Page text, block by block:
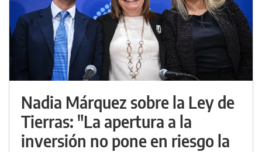
Nadia Márquez sobre la Ley de
Tierras: "La apertura a la
inversión no pone en riesgo la